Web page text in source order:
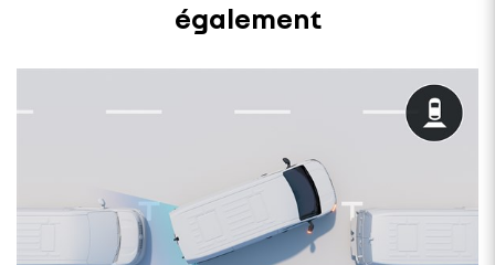
également